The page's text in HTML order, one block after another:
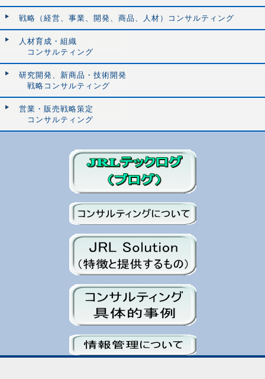
戦略（経営、事業、開発、商品、人材）コンサルティング
人材育成・組織
コンサルティング
研究開発、新商品・技術開発
戦略コンサルティング
営業・販売戦略策定
コンサルティング